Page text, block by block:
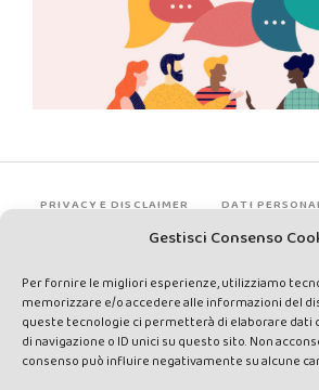
Gestisci Consenso
Per fornire le migliori esperienze, utilizziamo
memorizzare e/o accedere alle informazioni del
queste tecnologie ci permetterà di elaborare
di navigazione o ID unici su questo sito. Non
consenso può influire negativamente su alcune
PRIVACY E DISCLAIMER DATI